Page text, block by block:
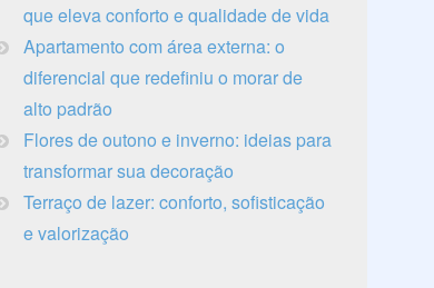
que eleva conforto e qualidade de vida
Apartamento com área externa: o
diferencial que redefiniu o morar de
alto padrão
Flores de outono e inverno: ideias para
transformar sua decoração
Terraço de lazer: conforto, sofisticação
e valorização